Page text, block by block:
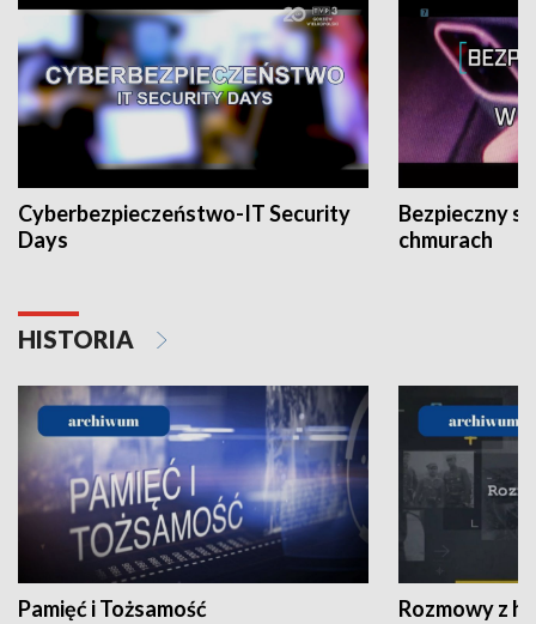
Cyberbezpieczeństwo-IT Security
Days
Bezpieczny
chmurach
HISTORIA
Pamięć i Tożsamość Rozmowy z